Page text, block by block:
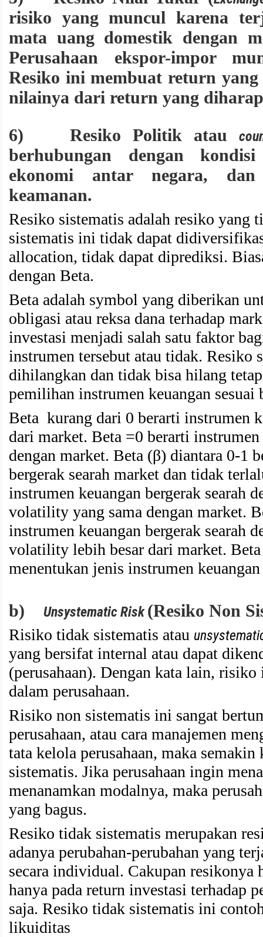
risiko yang muncul karena
mata uang domestik dengan
Perusahaan ekspor-impor
Resiko ini membuat return
nilainya dari return yang
6) Resiko Politik atau
berhubungan dengan
ekonomi antar negara,
keamanan.
Resiko sistematis adalah resiko
sistematis ini tidak dapat
allocation, tidak dapat diprediksi.
dengan Beta.
Beta adalah symbol yang diberikan
obligasi atau reksa dana terhadap
investasi menjadi salah satu faktor
instrumen tersebut atau tidak. Resiko
dihilangkan dan tidak bisa hilang
pemilihan instrumen keuangan sesuai
Beta kurang dari 0 berarti instrumen
dari market. Beta =0 berarti
dengan market. Beta (β) diantara 0-1
bergerak searah market dan tidak
instrumen keuangan bergerak searah
volatility yang sama dengan market.
instrumen keuangan bergerak searah
volatility lebih besar dari market.
menentukan jenis instrumen
b) Unsystematic Risk(Resiko Non
Risiko tidak sistematis atau
yang bersifat internal atau dapat
(perusahaan). Dengan kata lain,
dalam perusahaan.
Risiko non sistematis ini sangat
perusahaan, atau cara manajemen
tata kelola perusahaan, maka
sistematis. Jika perusahaan ingin
menanamkan modalnya, maka
yang bagus.
Resiko tidak sistematis merupakan
adanya perubahan-perubahan yang
secara individual. Cakupan
hanya pada return investasi terhadap
saja. Resiko tidak sistematis ini
likuiditas